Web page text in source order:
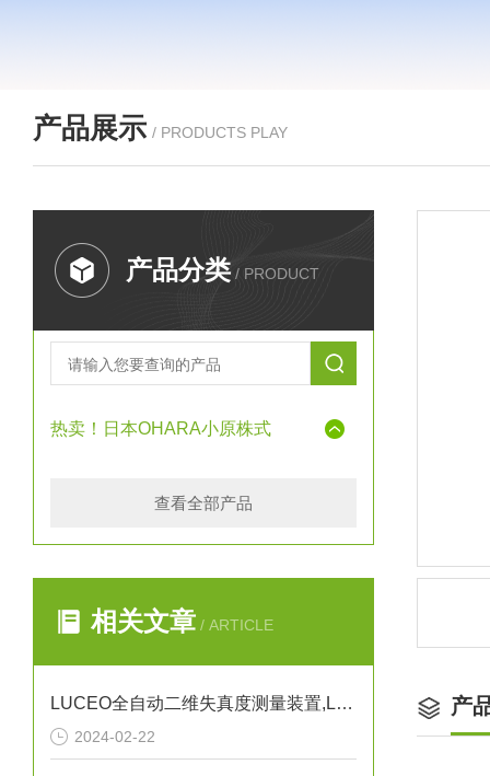
产品展示 / PRODUCTS PLAY
产品分类 / PRODUCT
热卖！日本OHARA小原株式
查看全部产品
相关文章 / ARTICLE
LUCEO全自动二维失真度测量装置,LSM-9000LE讲解
2024-02-22
产